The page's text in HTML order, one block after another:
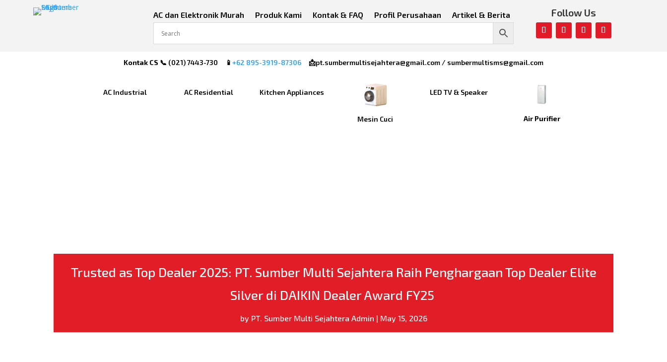
AC dan Elektronik Murah Produk Kami Kontak & FAQ Profil Perusahaan Artikel & Berita Follow Us
Kontak CS 📞 (021) 7443-730 📱 +62 895-3919-87306 📩pt.sumbermultisejahtera@gmail.com / sumbermultisms@gmail.com
AC Industrial AC Residential Kitchen Appliances
Mesin Cuci
LED TV & Speaker
Air Purifier
Trusted as Top Dealer 2025: PT. Sumber Multi Sejahtera Raih Penghargaan Top Dealer Elite
Silver di DAIKIN Dealer Award FY25
by PT. Sumber Multi Sejahtera Admin | May 15, 2026